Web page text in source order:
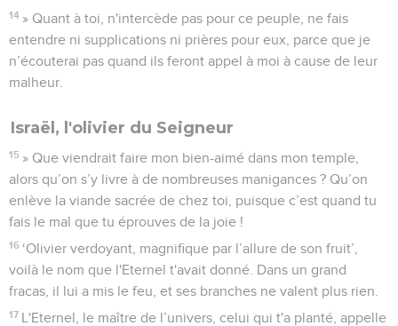
14 » Quant à toi, n'intercède pas pour ce peuple, ne fais
entendre ni supplications ni prières pour eux, parce que je
n’écouterai pas quand ils feront appel à moi à cause de leur
malheur.
Israël, l'olivier du Seigneur
15 » Que viendrait faire mon bien-aimé dans mon temple,
alors qu’on s’y livre à de nombreuses manigances ? Qu’on
enlève la viande sacrée de chez toi, puisque c’est quand tu
fais le mal que tu éprouves de la joie !
16 ‘Olivier verdoyant, magnifique par l’allure de son fruit’,
voilà le nom que l'Eternel t'avait donné. Dans un grand
fracas, il lui a mis le feu, et ses branches ne valent plus rien.
17 L'Eternel, le maître de l’univers, celui qui t'a planté, appelle